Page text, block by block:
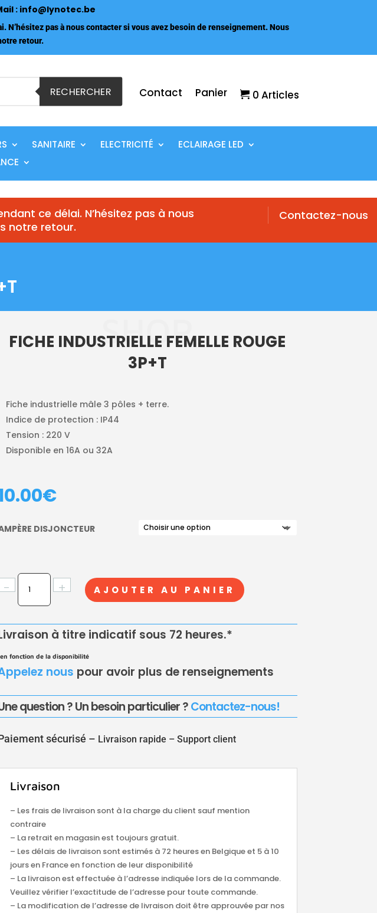
: info@lynotec.be
pas à nous contacter si vous avez besoin de renseignement. Nous
retour.
RECHERCHER Contact Panier 0 Articles
SANITAIRE ELECTRICITÉ
ECLAIRAGE LED
Contactez-nous
ce délai. N’hésitez pas à nous
notre retour.
SHOP
FICHE INDUSTRIELLE FEMELLE ROUGE
3P+T
Fiche industrielle mâle 3 pôles + terre.
Indice de protection : IP44
Tension : 220 V
Disponible en 16A ou 32A
€
DISJONCTEUR
-
QUANTITÉ
FICHE
FEMELLE
3P+T
+ AJOUTER AU PANIER
à titre indicatif sous 72 heures.*
fonction de la disponibilité
nous pour avoir plus de renseignements
question ? Un besoin particulier ?Contactez-nous!
sécurisé – Livraison rapide –Support client
Livraison
– Les frais de livraison sont à la charge du client sauf mention
contraire
– La retrait en magasin est toujours gratuit.
– Les délais de livraison sont estimés à 72 heures en Belgique et 5 à 10
jours en France en fonction de leur disponibilité
– La livraison est effectuée à l’adresse indiquée lors de la commande.
Veuillez vérifier l’exactitude de l’adresse pour toute commande.
– La modification de l’adresse de livraison doit être approuvée par nos